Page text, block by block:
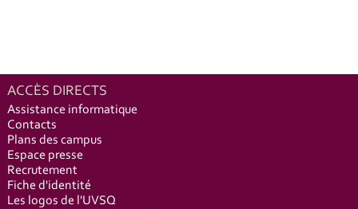
ACCÈS DIRECTS
Assistance informatique
Contacts
Plans des campus
Espace presse
Recrutement
Fiche d'identité
Les logos de l'UVSQ